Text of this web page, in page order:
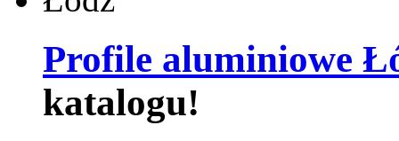
Profile aluminiowe
katalogu!